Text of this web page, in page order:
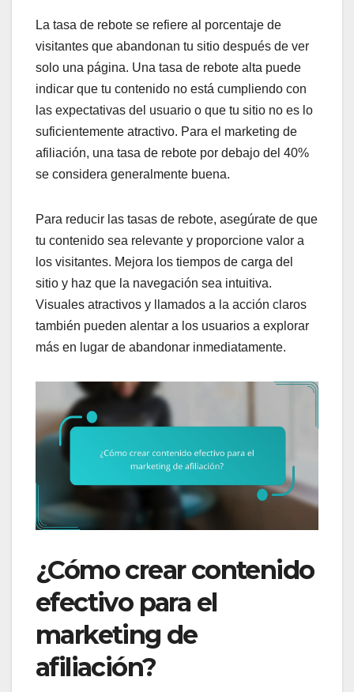
La tasa de rebote se refiere al porcentaje de
visitantes que abandonan tu sitio después de ver
solo una página. Una tasa de rebote alta puede
indicar que tu contenido no está cumpliendo con
las expectativas del usuario o que tu sitio no es lo
suficientemente atractivo. Para el marketing de
afiliación, una tasa de rebote por debajo del 40%
se considera generalmente buena.
Para reducir las tasas de rebote, asegúrate de que
tu contenido sea relevante y proporcione valor a
los visitantes. Mejora los tiempos de carga del
sitio y haz que la navegación sea intuitiva.
Visuales atractivos y llamados a la acción claros
también pueden alentar a los usuarios a explorar
más en lugar de abandonar inmediatamente.
¿Cómo crear contenido
efectivo para el
marketing de
afiliación?